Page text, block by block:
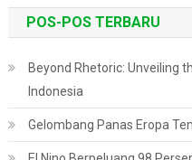
POS-POS TERBARU
Beyond Rhetoric: Unveiling
Indonesia
Gelombang Panas Eropa